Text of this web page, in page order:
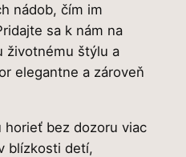
nádob, čím im
sa k nám na
životnému štýlu a
elegantne a zároveň
horieť bez dozoru viac
blízkosti detí,